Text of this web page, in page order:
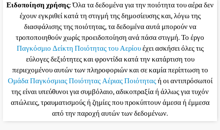
Ειδοποίηση χρήσης: Όλα τα δεδομένα για την ποιότητα του αέρα δεν
έχουν εγκριθεί κατά τη στιγμή της δημοσίευσης και, λόγω της
διασφάλισης της ποιότητας, τα δεδομένα αυτά μπορούν να
τροποποιηθούν χωρίς προειδοποίηση ανά πάσα στιγμή. Το έργο
Παγκόσμιο Δείκτη Ποιότητας του Αερίουέχει ασκήσει όλες τις
εύλογες δεξιότητες και φροντίδα κατά την κατάρτιση του
περιεχομένου αυτών των πληροφοριών και σε καμία περίπτωση το
Ομάδα Παγκόσμιας Ποιότητας Αέριας Ποιότηταςή οι αντιπρόσωποί
της είναι υπεύθυνοι για συμβόλαιο, αδικοπραξία ή άλλως για τυχόν
απώλειες, τραυματισμούς ή ζημίες που προκύπτουν άμεσα ή έμμεσα
από την παροχή αυτών των δεδομένων.